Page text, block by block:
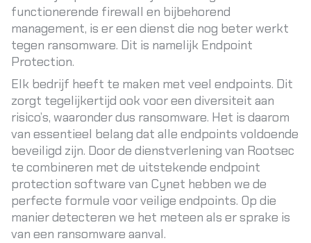
functionerende firewall en bijbehorend
management, is er een dienst die nog beter werkt
tegen ransomware. Dit is namelijk Endpoint
Protection.
Elk bedrijf heeft te maken met veel endpoints. Dit
zorgt tegelijkertijd ook voor een diversiteit aan
risico’s, waaronder dus ransomware. Het is daarom
van essentieel belang dat alle endpoints voldoende
beveiligd zijn. Door de dienstverlening van Rootsec
te combineren met de uitstekende endpoint
protection software van Cynet hebben we de
perfecte formule voor veilige endpoints. Op die
manier detecteren we het meteen als er sprake is
van een ransomware aanval.